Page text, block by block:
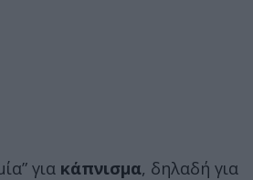
για κάπνισμα, δηλαδή για